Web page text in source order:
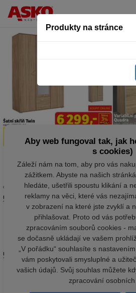
Produkty na stránce
Aby web fungoval tak, jak
s cookies)
Záleží nám na tom, aby pro vás
zážitkem. Abyste na našich
hledáte, ušetřili spoustu klikání a
reklamy na věci, které vás
v zobrazení na které jste zvyklí a
přihlašovat. Proto od vás
zpracováním souborů cookies -
se dočasně ukládají ve vašem
„V pořádku“ souhlasíte s
vám poskytovali smysluplné a
vašich údajů. Svůj souhlas můžete
zpracování osobních